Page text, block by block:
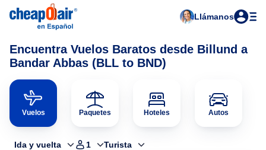
Llámanos
Encuentra Vuelos Baratos desde Billund a
Bandar Abbas (BLL to BND)
Vuelos Paquetes Hoteles Autos
Ida y vuelta 1 Turista